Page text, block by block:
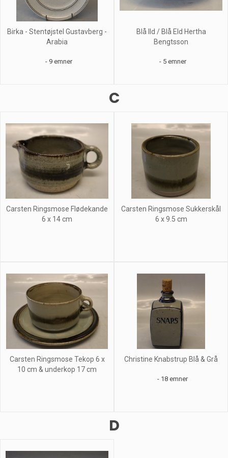
Birka - Stentøjstel Gustavberg -
Arabia
- 9 emner
Blå Ild / Blå Eld Hertha
Bengtsson
- 5 emner
C
Carsten Ringsmose Flødekande
6 x 14 cm
Carsten Ringsmose Sukkerskål
6 x 9.5 cm
Carsten Ringsmose Tekop 6 x
10 cm & underkop 17 cm
Christine Knabstrup Blå & Grå
- 18 emner
D